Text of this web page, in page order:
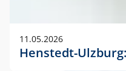
11.05.2026
Henstedt-